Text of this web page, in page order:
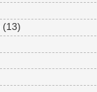
(13)